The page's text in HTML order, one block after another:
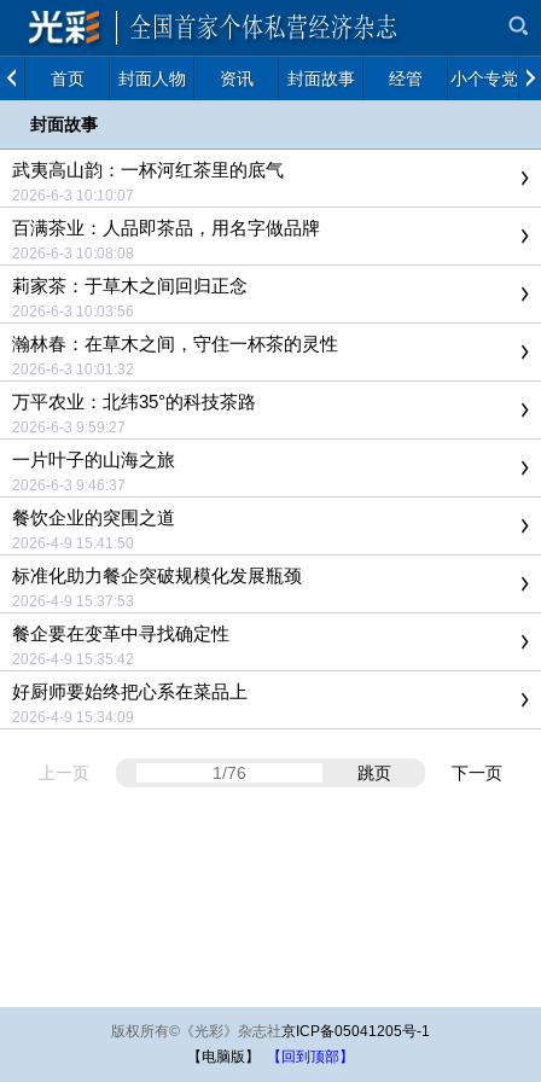
首页 封面人物 资讯 封面故事 经管 小个专党建
封面故事
武夷高山韵：一杯河红茶里的底气
2026-6-3 10:10:07
百满茶业：人品即茶品，用名字做品牌
2026-6-3 10:08:08
莉家茶：于草木之间回归正念
2026-6-3 10:03:56
瀚林春：在草木之间，守住一杯茶的灵性
2026-6-3 10:01:32
万平农业：北纬35°的科技茶路
2026-6-3 9:59:27
一片叶子的山海之旅
2026-6-3 9:46:37
餐饮企业的突围之道
2026-4-9 15:41:50
标准化助力餐企突破规模化发展瓶颈
2026-4-9 15:37:53
餐企要在变革中寻找确定性
2026-4-9 15:35:42
好厨师要始终把心系在菜品上
2026-4-9 15:34:09
上一页 跳页 下一页
版权所有© 《光彩》杂志社京ICP备05041205号-1
【电脑版】
【回到顶部】